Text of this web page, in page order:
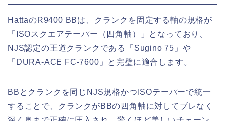
HattaのR9400 BBは、クランクを固定する軸の規格が
「ISOスクエアテーパー（四角軸）」となっており、
NJS認定の王道クランクである「Sugino 75」や
「DURA-ACE FC-7600」と完璧に適合します。
BBとクランクを同じNJS規格かつISOテーパーで統一
することで、クランクがBBの四角軸に対してブレなく